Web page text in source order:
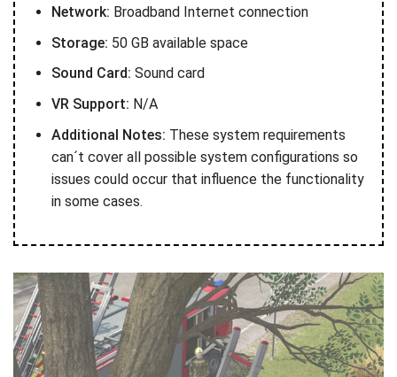
Network: Broadband Internet connection
Storage: 50 GB available space
Sound Card: Sound card
VR Support: N/A
Additional Notes: These system requirements
can´t cover all possible system configurations so
issues could occur that influence the functionality
in some cases.